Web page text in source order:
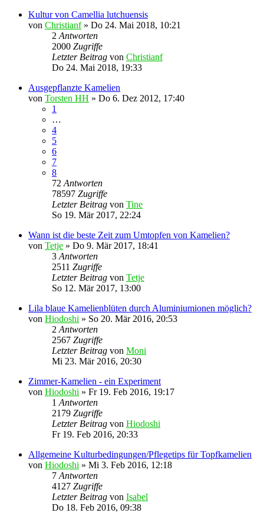
Kultur von Camellia lutchuensis
von Christianf» Do 24. Mai 2018, 10:21
2 Antworten
2000 Zugriffe
Letzter Beitrag von Christianf
Do 24. Mai 2018, 19:33
Ausgepflanzte Kamelien
von Torsten HH » Do 6. Dez 2012, 17:40
1
…
4
5
6
7
8
72 Antworten
78597 Zugriffe
Letzter Beitrag von Tine
So 19. Mär 2017, 22:24
Wann ist die beste Zeit zum Umtopfen von Kamelien?
von Tetje » Do 9. Mär 2017, 18:41
3 Antworten
2511 Zugriffe
Letzter Beitrag von Tetje
So 12. Mär 2017, 13:00
Lila blaue Kamelienblüten durch Aluminiumionen möglich?
von Hiodoshi » So 20. Mär 2016, 20:53
2 Antworten
2567 Zugriffe
Letzter Beitrag von Moni
Mi 23. Mär 2016, 20:30
Zimmer-Kamelien - ein Experiment
von Hiodoshi » Fr 19. Feb 2016, 19:17
1 Antworten
2179 Zugriffe
Letzter Beitrag von Hiodoshi
Fr 19. Feb 2016, 20:33
Allgemeine Kulturbedingungen/Pflegetips für Topfkamelien
von Hiodoshi » Mi 3. Feb 2016, 12:18
7 Antworten
4127 Zugriffe
Letzter Beitrag von Isabel
Do 18. Feb 2016, 09:38